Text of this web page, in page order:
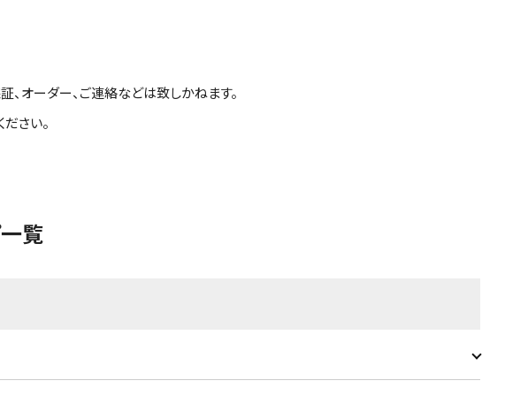
オーダー、ご連絡などは致しかねます。
さい。
覧